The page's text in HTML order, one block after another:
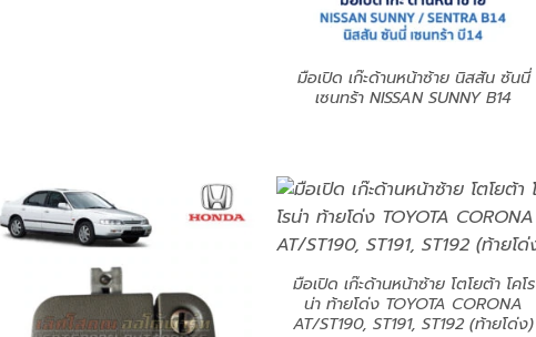
มือเปิด เก๊ะด้านหน้าซ้าย นิสสัน ซันนี่
เซนทร้า NISSAN SUNNY B14
มือเปิด เก๊ะด้านหน้าซ้าย โตโยต้า โคโร
น่า ท้ายโด่ง TOYOTA CORONA
AT/ST190, ST191, ST192 (ท้ายโด่ง)